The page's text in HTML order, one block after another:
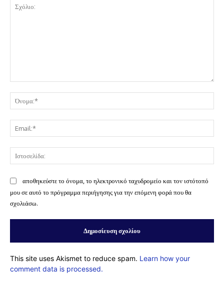
αποθηκεύστε το όνομα, το ηλεκτρονικό ταχυδρομείο και τον ιστότοπό
μου σε αυτό το πρόγραμμα περιήγησης για την επόμενη φορά που θα
σχολιάσω.
This site uses Akismet to reduce spam. Learn how your
comment data is processed.